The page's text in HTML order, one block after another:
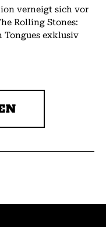
verneigt sich vor
Tongues exklusiv